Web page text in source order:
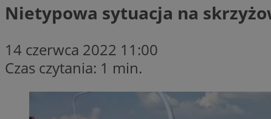
Nietypowa sytuacja na
14 czerwca 2022 11:00
Czas czytania: 1 min.